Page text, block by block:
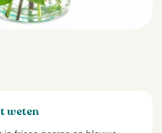
weten